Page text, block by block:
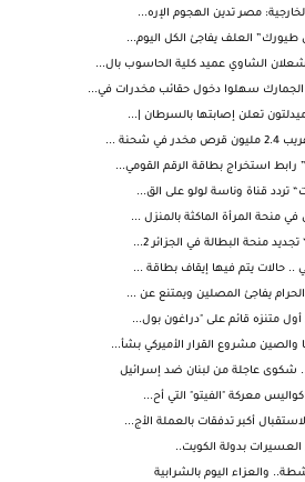
مصر تدين الهجوم الإره...
طيورك” العلف يفاجئ الكل اليوم...
الشاوي عميد كلية الحاسوب بال...
تعلن إصابتها بالسرطان |...
شحنة ...
استخراج بطاقة الرقم القومي...
تردد قناة وناسة لولو على الق...
منحة المرأة الماكثة بالمنزل ...
منحة البطالة في الجزائر 2...
.. حالات يتم فيها إيقاف بطاقة ...
يفاجئ المصلين ويمتنع عن ...
أول متنزه قائم على "دراغون بول...
مشروع القرار الأميركي بشأ...
شكوى عاجلة من لبنان ضد إسرائيل
كواليس معركة "الفيتو" التي أح...
أكبر تدفقات بالعملة الأج...
العسيرات بدولة الكويت..
والعزاء اليوم بالشرابية